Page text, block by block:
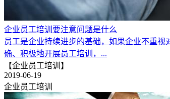
企业员工培训要注意问题是什么
员工是企业持续进步的基础，如果企业不重
确、积极地开展员工培训，...
【企业员工培训】
2019-06-19
企业员工培训